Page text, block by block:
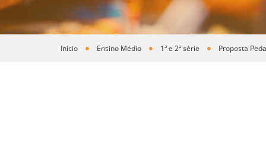
Você está aqui
Início Ensino Médio 1ª e 2ª série Proposta